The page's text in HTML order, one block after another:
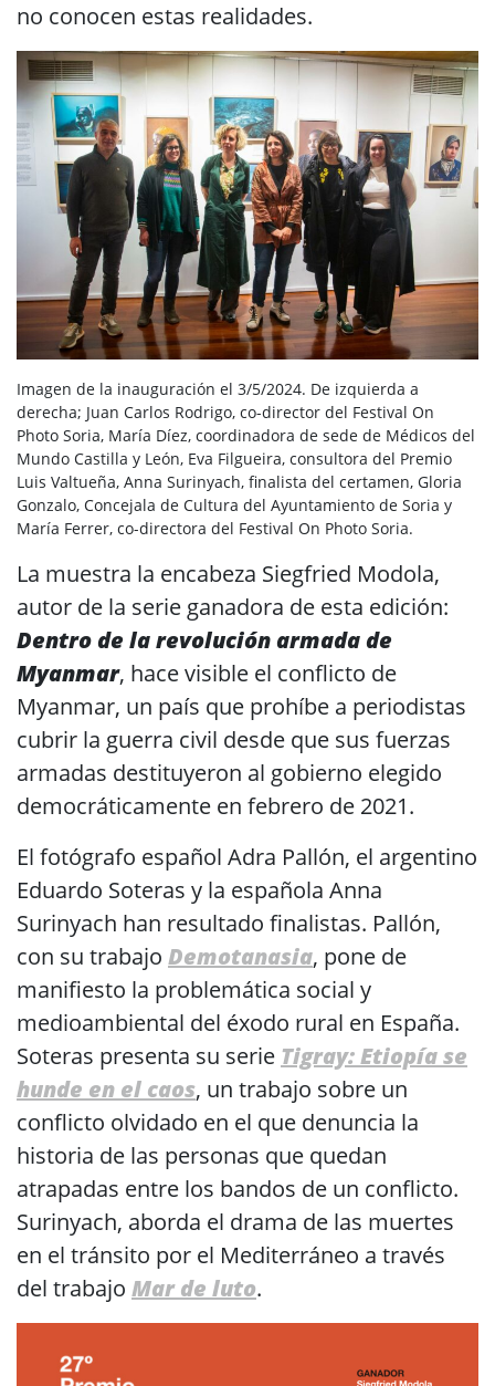
no conocen estas realidades.
Imagen de la inauguración el 3/5/2024. De izquierda a
derecha; Juan Carlos Rodrigo, co-director del Festival On
Photo Soria, María Díez, coordinadora de sede de Médicos del
Mundo Castilla y León, Eva Filgueira, consultora del Premio
Luis Valtueña, Anna Surinyach, finalista del certamen, Gloria
Gonzalo, Concejala de Cultura del Ayuntamiento de Soria y
María Ferrer, co-directora del Festival On Photo Soria.
La muestra la encabeza Siegfried Modola,
autor de la serie ganadora de esta edición:
Dentro de la revolución armada de
Myanmar, hace visible el conflicto de
Myanmar, un país que prohíbe a periodistas
cubrir la guerra civil desde que sus fuerzas
armadas destituyeron al gobierno elegido
democráticamente en febrero de 2021.
El fotógrafo español Adra Pallón, el argentino
Eduardo Soteras y la española Anna
Surinyach han resultado finalistas. Pallón,
con su trabajo Demotanasia, pone de
manifiesto la problemática social y
medioambiental del éxodo rural en España.
Soteras presenta su serie Tigray: Etiopía se
hunde en el caos, un trabajo sobre un
conflicto olvidado en el que denuncia la
historia de las personas que quedan
atrapadas entre los bandos de un conflicto.
Surinyach, aborda el drama de las muertes
en el tránsito por el Mediterráneo a través
del trabajo Mar de luto.